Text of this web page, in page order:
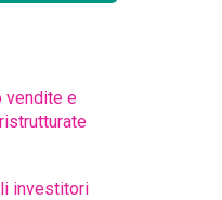
vendite e
investitori